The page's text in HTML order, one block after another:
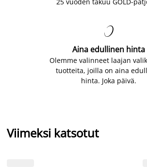

Aina edullinen hinta
Olemme valinneet laajan
tuotteita, joilla on aina
hinta. Joka päivä.
Viimeksi katsotut